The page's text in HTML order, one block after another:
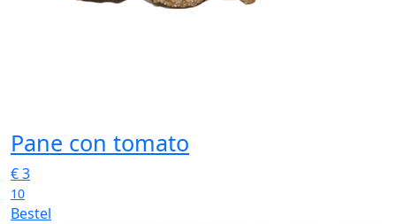
Pane con tomato
€3
10
Bestel